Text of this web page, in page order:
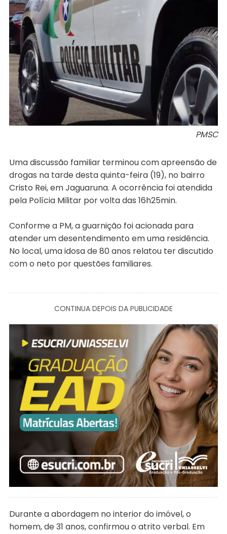
PMSC
Uma discussão familiar terminou com apreensão de
drogas na tarde desta quinta-feira (19), no bairro
Cristo Rei, em Jaguaruna. A ocorrência foi atendida
pela Polícia Militar por volta das 16h25min.
Conforme a PM, a guarnição foi acionada para
atender um desentendimento em uma residência.
No local, uma idosa de 80 anos relatou ter discutido
com o neto por questões familiares.
CONTINUA DEPOIS DA PUBLICIDADE
Durante a abordagem no interior do imóvel, o
homem, de 31 anos, confirmou o atrito verbal. Em